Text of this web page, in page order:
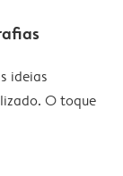
ideias
O toque